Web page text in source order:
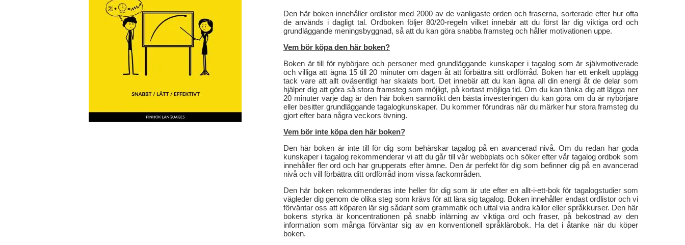
Den här boken innehåller ordlistor med 2000 av de vanligaste orden och fraserna, sorterade efter hur ofta
de används i dagligt tal. Ordboken följer 80/20-regeln vilket innebär att du först lär dig viktiga ord och
grundläggande meningsbyggnad, så att du kan göra snabba framsteg och håller motivationen uppe.
Vem bör köpa den här boken?
Boken är till för nybörjare och personer med grundläggande kunskaper i tagalog som är självmotiverade
och villiga att ägna 15 till 20 minuter om dagen åt att förbättra sitt ordförråd. Boken har ett enkelt upplägg
tack vare att allt oväsentligt har skalats bort. Det innebär att du kan ägna all din energi åt de delar som
hjälper dig att göra så stora framsteg som möjligt, på kortast möjliga tid. Om du kan tänka dig att lägga ner
20 minuter varje dag är den här boken sannolikt den bästa investeringen du kan göra om du är nybörjare
eller besitter grundläggande tagalogkunskaper. Du kommer förundras när du märker hur stora framsteg du
gjort efter bara några veckors övning.
Vem bör inte köpa den här boken?
Den här boken är inte till för dig som behärskar tagalog på en avancerad nivå. Om du redan har goda
kunskaper i tagalog rekommenderar vi att du går till vår webbplats och söker efter vår tagalog ordbok som
innehåller fler ord och har grupperats efter ämne. Den är perfekt för dig som befinner dig på en avancerad
nivå och vill förbättra ditt ordförråd inom vissa fackområden.
Den här boken rekommenderas inte heller för dig som är ute efter en allt-i-ett-bok för tagalogstudier som
vägleder dig genom de olika steg som krävs för att lära sig tagalog. Boken innehåller endast ordlistor och vi
förväntar oss att köparen lär sig sådant som grammatik och uttal via andra källor eller språkkurser. Den här
bokens styrka är koncentrationen på snabb inlärning av viktiga ord och fraser, på bekostnad av den
information som många förväntar sig av en konventionell språklärobok. Ha det i åtanke när du köper
boken.